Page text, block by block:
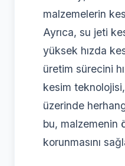
malzemelerin
Ayrıca, su jeti
yüksek hızda
üretim sürecini
kesim
üzerinde
bu, malzemenin
korunmasını